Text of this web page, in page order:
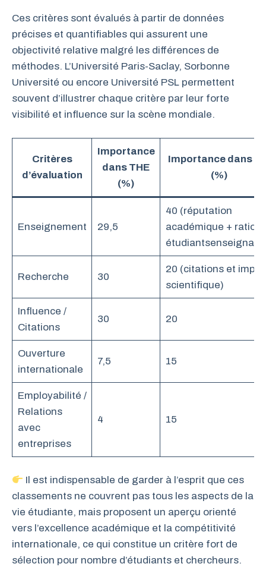
Ces critères sont évalués à partir de données
précises et quantifiables qui assurent une
objectivité relative malgré les différences de
méthodes. L’Université Paris-Saclay, Sorbonne
Université ou encore Université PSL permettent
souvent d’illustrer chaque critère par leur forte
visibilité et influence sur la scène mondiale.
Critères
d’évaluation
Importance
dans THE
(%)
Importance dans
(%)
Enseignement 29,5
40 (réputation
académique + ratio
Recherche 30
20 (citations et
scientifique)
Influence /
Citations
30 20
Ouverture
internationale
7,5 15
Employabilité /
Relations
avec
entreprises
4 15
Il est indispensable de garder à l’esprit que ces
classements ne couvrent pas tous les aspects de la
vie étudiante, mais proposent un aperçu orienté
vers l’excellence académique et la compétitivité
internationale, ce qui constitue un critère fort de
sélection pour nombre d’étudiants et chercheurs.